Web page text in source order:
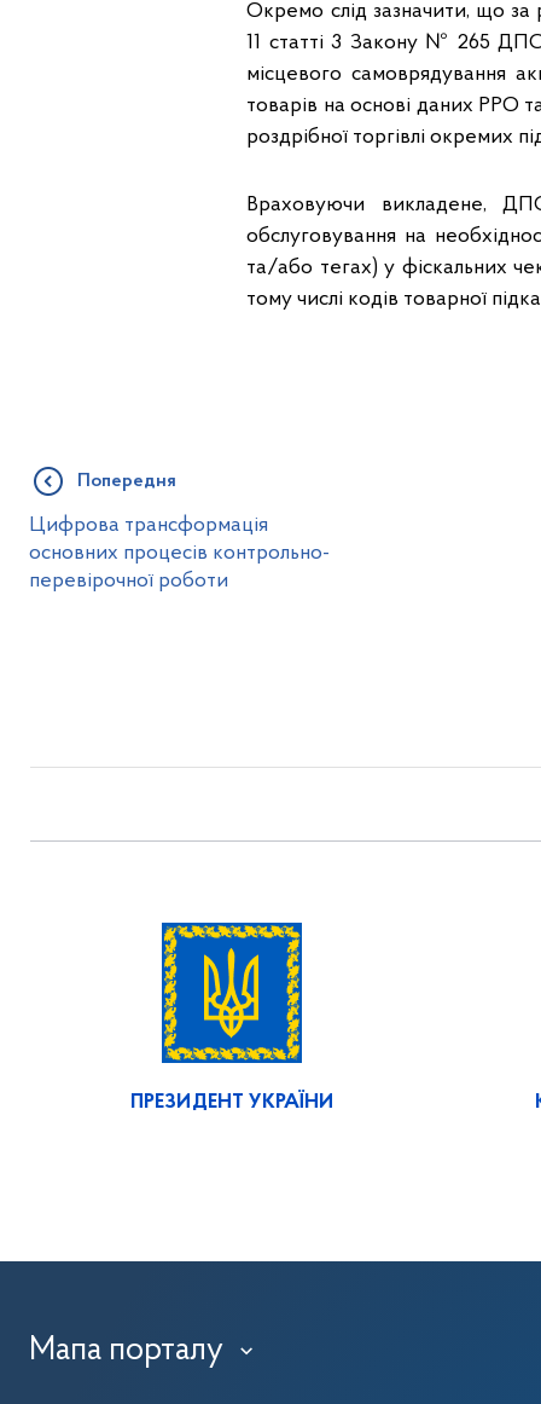
Окремо слід зазначити, що за
11 статті 3 Закону № 265
місцевого самоврядування
товарів на основі даних РРО
роздрібної торгівлі окремих
Враховуючи викладене,
обслуговування на
та/або тегах) у фіскальних
тому числі кодів товарної
Попередня
Цифрова трансформація
основних процесів контрольно-
перевірочної роботи
ПРЕЗИДЕНТ УКРАЇНИ
Мапа порталу ›